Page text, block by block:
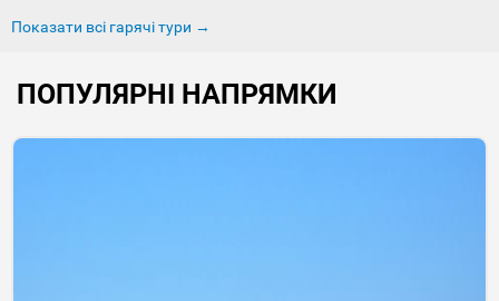
Показати всі гарячі тури →
ПОПУЛЯРНІ НАПРЯМКИ